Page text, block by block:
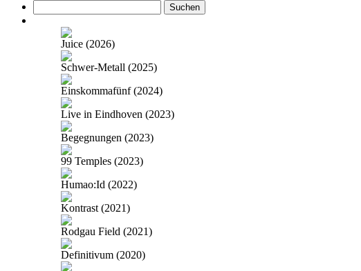
nach:
Juice (2026)
Schwer-Metall (2025)
Einskommafünf (2024)
Live in Eindhoven (2023)
Begegnungen (2023)
99 Temples (2023)
Humao:Id (2022)
Kontrast (2021)
Rodgau Field (2021)
Definitivum (2020)